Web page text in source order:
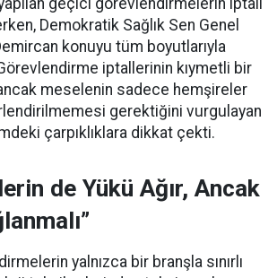
geçici görevlendirmelerin iptali
Demokratik Sağlık Sen Genel
konuyu tüm boyutlarıyla
iptallerinin kıymetli bir
meselenin sadece hemşireler
gerektiğini vurgulayan
çarpıklıklara dikkat çekti.
de Yükü Ağır, Ancak
yalnızca bir branşla sınırlı